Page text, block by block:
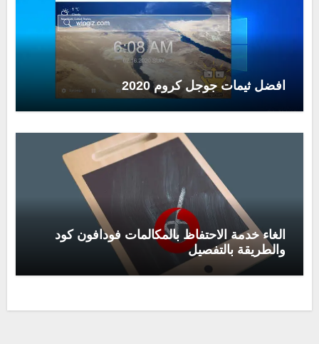
افضل ثيمات جوجل كروم 2020
الغاء خدمة الاحتفاظ بالمكالمات فودافون كود
والطريقة بالتفصيل